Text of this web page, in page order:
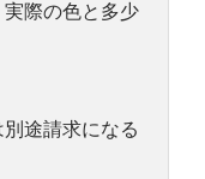
際の色と多少
途請求になる